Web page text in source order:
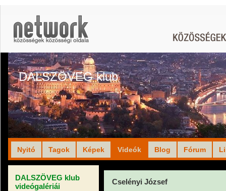
DALSZÖVEG klub
Nyitó Tagok Képek Videók Blog Fórum
DALSZÖVEG klub
videógalériái
Cselényi József